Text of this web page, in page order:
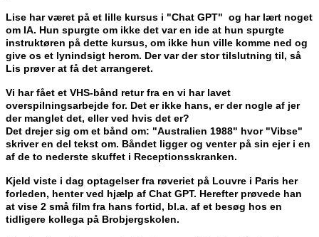
Lise har været på et lille kursus i "Chat GPT" og har lært noget
om IA. Hun spurgte om ikke det var en ide at hun spurgte
instruktøren på dette kursus, om ikke hun ville komme ned og
give os et lynindsigt herom. Der var der stor tilslutning til, så
Lis prøver at få det arrangeret.
Vi har fået et VHS-bånd retur fra en vi har lavet
overspilningsarbejde for. Det er ikke hans, er der nogle af jer
der manglet det, eller ved hvis det er?
Det drejer sig om et bånd om: "Australien 1988" hvor "Vibse"
skriver en del tekst om. Båndet ligger og venter på sin ejer i en
af de to nederste skuffet i Receptionsskranken.
Kjeld viste i dag optagelser fra røveriet på Louvre i Paris her
forleden, henter ved hjælp af Chat GPT. Herefter prøvede han
at vise 2 små film fra hans fortid, bl.a. af et besøg hos en
tidligere kollega på Brobjergskolen.